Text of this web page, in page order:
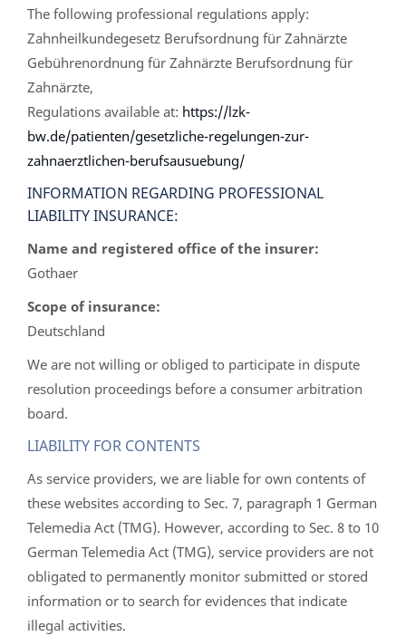
The following professional regulations apply:
Zahnheilkundegesetz Berufsordnung für Zahnärzte
Gebührenordnung für Zahnärzte Berufsordnung für
Zahnärzte,
Regulations available at: https://lzk-
bw.de/patienten/gesetzliche-regelungen-zur-
zahnaerztlichen-berufsausuebung/
INFORMATION REGARDING PROFESSIONAL
LIABILITY INSURANCE:
Name and registered office of the insurer:
Gothaer
Scope of insurance:
Deutschland
We are not willing or obliged to participate in dispute
resolution proceedings before a consumer arbitration
board.
LIABILITY FOR CONTENTS
As service providers, we are liable for own contents of
these websites according to Sec. 7, paragraph 1 German
Telemedia Act (TMG). However, according to Sec. 8 to 10
German Telemedia Act (TMG), service providers are not
obligated to permanently monitor submitted or stored
information or to search for evidences that indicate
illegal activities.